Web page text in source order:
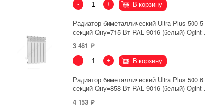
- + В корзину
Радиатор биметаллический Ultra Plus 500 5
секций Qну=715 Вт RAL 9016 (белый) Ogint .
3 461
- + В корзину
Радиатор биметаллический Ultra Plus 500 6
секций Qну=858 Вт RAL 9016 (белый) Ogint .
4 153